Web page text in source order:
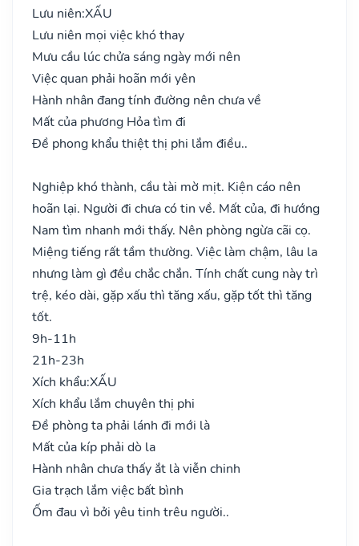
Lưu niên:XẤU
Lưu niên mọi việc khó thay
Mưu cầu lúc chửa sáng ngày mới nên
Việc quan phải hoãn mới yên
Hành nhân đang tính đường nên chưa về
Mất của phương Hỏa tìm đi
Đề phong khẩu thiệt thị phi lắm điều..
Nghiệp khó thành, cầu tài mờ mịt. Kiện cáo nên
hoãn lại. Người đi chưa có tin về. Mất của, đi hướng
Nam tìm nhanh mới thấy. Nên phòng ngừa cãi cọ.
Miệng tiếng rất tầm thường. Việc làm chậm, lâu la
nhưng làm gì đều chắc chắn. Tính chất cung này trì
trệ, kéo dài, gặp xấu thì tăng xấu, gặp tốt thì tăng
tốt.
9h-11h
21h-23h
Xích khẩu:XẤU
Xích khẩu lắm chuyên thị phi
Đề phòng ta phải lánh đi mới là
Mất của kíp phải dò la
Hành nhân chưa thấy ắt là viễn chinh
Gia trạch lắm việc bất bình
Ốm đau vì bởi yêu tinh trêu người..